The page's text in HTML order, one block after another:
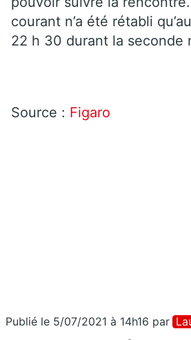
courant n’a été rétabli
22 h 30 durant la seconde
Source : Figaro
Publié le 5/07/2021 à 14h16 par